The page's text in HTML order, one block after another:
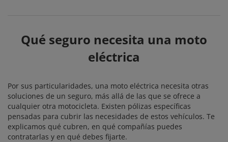
Qué seguro necesita una moto
eléctrica
Por sus particularidades, una moto eléctrica necesita otras
soluciones de un seguro, más allá de las que se ofrece a
cualquier otra motocicleta. Existen pólizas específicas
pensadas para cubrir las necesidades de estos vehículos. Te
explicamos qué cubren, en qué compañías puedes
contratarlas y en qué debes fijarte.